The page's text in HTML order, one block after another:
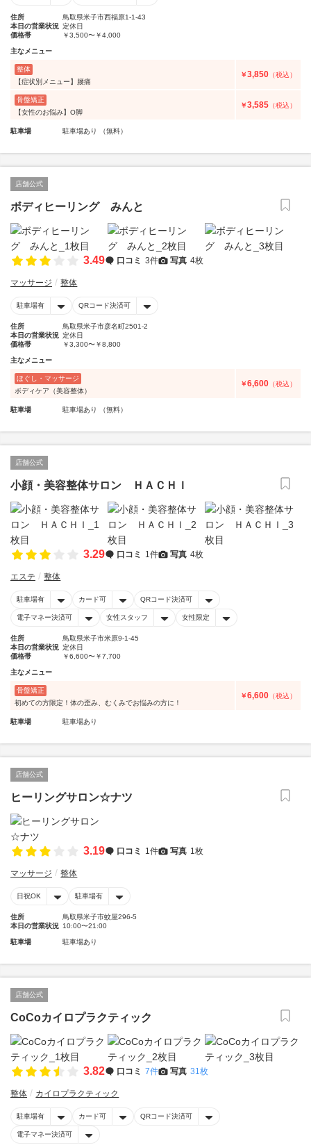
住所
鳥取県米子市西福原1-1-43
本日の営業状況 定休日
価格帯
￥3,500〜￥4,000
主なメニュー
整体
【症状別メニュー】腰痛
￥3,850 （税込）
骨盤矯正
【女性のお悩み】O脚
￥3,585 （税込）
駐車場 駐車場あり （無料）
店舗公式
ボディヒーリング みんと
3.49 口コミ 3件 写真 4枚
マッサージ 整体
駐車場有 QRコード決済可
住所
鳥取県米子市彦名町2501-2
本日の営業状況 定休日
価格帯
￥3,300〜￥8,800
主なメニュー
ほぐし・マッサージ
ボディケア（美容整体）
￥6,600 （税込）
駐車場 駐車場あり （無料）
店舗公式
小顔・美容整体サロン ＨＡＣＨＩ
3.29 口コミ 1件 写真 4枚
エステ 整体
駐車場有 カード可 QRコード決済可
電子マネー決済可 女性スタッフ 女性限定
住所
鳥取県米子市米原9-1-45
本日の営業状況 定休日
価格帯
￥6,600〜￥7,700
主なメニュー
骨盤矯正
初めての方限定！体の歪み、むくみでお悩みの方に！
￥6,600 （税込）
駐車場 駐車場あり
店舗公式
ヒーリングサロン☆ナツ
3.19 口コミ 1件 写真 1枚
マッサージ 整体
日祝OK 駐車場有
住所
鳥取県米子市蚊屋296-5
本日の営業状況 10:00〜21:00
駐車場 駐車場あり
店舗公式
CoCoカイロプラクティック
3.82 口コミ 7件 写真 31枚
整体 カイロプラクティック
駐車場有 カード可 QRコード決済可
電子マネー決済可